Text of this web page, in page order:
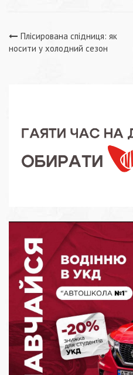
Навігація
Плісирована спідниця: як
носити у холодний сезон